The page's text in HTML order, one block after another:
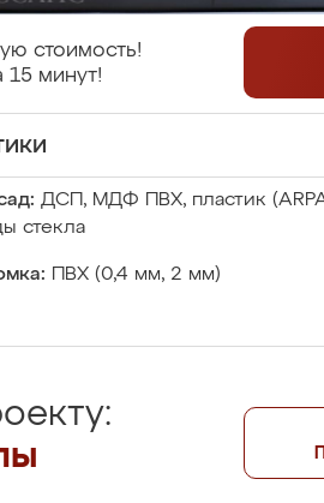
стоимость!
15 минут!
ДСП, МДФ ПВХ, пластик
стекла
ПВХ (0,4 мм, 2 мм)